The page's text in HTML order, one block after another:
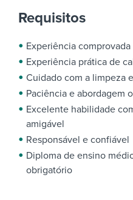
Requisitos
Experiência
Experiência prática de
Cuidado com a limpeza
Paciência e abordagem
Excelente habilidade
amigável
Responsável e confiável
Diploma de ensino
obrigatório